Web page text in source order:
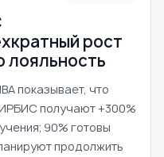
рост
лояльность
показывает, что
получают +300%
90% готовы
продолжить